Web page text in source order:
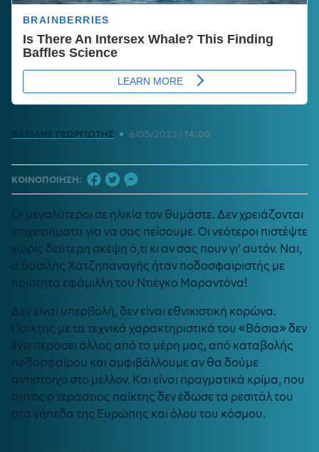
ΒΑΣΙΛΗΣ ΓΕΩΡΓΙΩΤΗΣ • 6/05/2022 | 14:00
ΚΟΙΝΟΠΟΙΗΣΗ:
Οι μεγαλύτεροι σε ηλικία τον θυμάστε. Δεν χρειάζονται
επιχειρήματα για να σας πείσουμε. Οι νεότεροι πιστέψτε
χωρίς δεύτερη σκέψη ό,τι κι αν σας πουν γι’ αυτόν. Ναι,
ο Βασίλης Χατζηπαναγής ήταν ποδοσφαιριστής με
ποιότητα εφάμιλλη του Ντιέγκο Μαραντόνα!
Δεν είναι υπερβολή, δεν είναι εθνικιστική κορώνα.
Παίκτης με τα τεχνικά χαρακτηριστικά του «Βάσια» δεν
έχει περάσει άλλος από τα μέρη μας, από καταβολής
ποδοσφαίρου και αμφιβάλλουμε αν θα δούμε
αντίστοιχο στο μέλλον. Και είναι πραγματικά κρίμα, που
αυτός ο τεράστιος παίκτης δεν έδωσε τα ρεσιτάλ του
στα γήπεδα της Ευρώπης και όλου του κόσμου.